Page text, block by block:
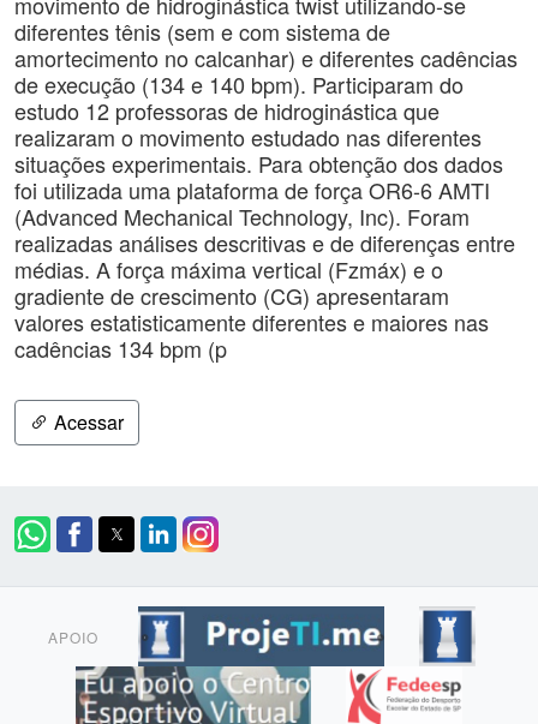
diferentes tênis (sem e com sistema de
amortecimento no calcanhar) e diferentes cadências
de execução (134 e 140 bpm). Participaram do
estudo 12 professoras de hidroginástica que
realizaram o movimento estudado nas diferentes
situações experimentais. Para obtenção dos dados
foi utilizada uma plataforma de força OR6-6 AMTI
(Advanced Mechanical Technology, Inc). Foram
realizadas análises descritivas e de diferenças entre
médias. A força máxima vertical (Fzmáx) e o
gradiente de crescimento (CG) apresentaram
valores estatisticamente diferentes e maiores nas
cadências 134 bpm (p
Acessar
APOIO